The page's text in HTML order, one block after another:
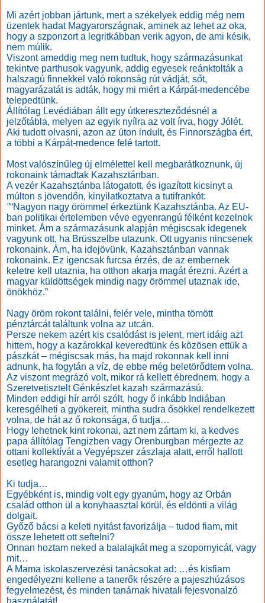
Mi azért jobban jártunk, mert a székelyek eddig még nem
üzentek hadat Magyarországnak, aminek az lehet az oka,
hogy a szponzort a legritkábban verik agyon, de ami késik,
nem múlik.
Viszont ameddig meg nem tudtuk, hogy származásunkat
tekintve parthusok vagyunk, addig egyesek reánktolták a
halszagú finnekkel való rokonság rút vádját, sőt,
magyarázatát is adták, hogy mi miért a Kárpát-medencébe
telepedtünk.
Állítólag Levédiában állt egy útkereszteződésnél a
jelzőtábla, melyen az egyik nyílra az volt írva, hogy Jólét.
Aki tudott olvasni, azon az úton indult, és Finnországba ért,
a többi a Kárpát-medence felé tartott.
Most valószínűleg új elmélettel kell megbarátkoznunk, új
rokonaink támadtak Kazahsztánban.
A vezér Kazahsztánba látogatott, és igazított kicsinyt a
múlton s jövendőn, kinyilatkoztatva a tutifrankót:
"“Nagyon nagy örömmel érkeztünk Kazahsztánba. Az EU-
ban politikai értelemben véve egyenrangú félként kezelnek
minket. Ám a származásunk alapján mégiscsak idegenek
vagyunk ott, ha Brüsszelbe utazunk. Ott ugyanis nincsenek
rokonaink. Ám, ha idejövünk, Kazahsztánban vannak
rokonaink. Ez igencsak furcsa érzés, de az embernek
keletre kell utaznia, ha otthon akarja magát érezni. Azért a
magyar küldöttségek mindig nagy örömmel utaznak ide,
önökhöz.”
Nagy öröm rokont találni, felér vele, mintha tömött
pénztárcát találtunk volna az utcán.
Persze nekem azért kis csalódást is jelent, mert idáig azt
hittem, hogy a kazárokkal keveredtünk és közösen ettük a
pászkát – mégiscsak más, ha majd rokonnak kell inni
adnunk, ha fogytán a víz, de ebbe még beletörődtem volna.
Az viszont megrázó volt, mikor rá kellett ébrednem, hogy a
Szeretvetisztelt Génkészlet kazah származású.
Minden eddigi hír arról szólt, hogy ő inkább Indiában
keresgélheti a gyökereit, mintha sudra ősökkel rendelkezett
volna, de hát az ő rokonsága, ő tudja…
Hogy lehetnek kint rokonai, azt nem zártam ki, a kedves
papa állítólag Tengizben vagy Orenburgban mérgezte az
ottani kollektívát a Vegyépszer zászlaja alatt, erről hallott
esetleg harangozni valamit otthon?
Ki tudja…
Egyébként is, mindig volt egy gyanúm, hogy az Orbán
család otthon ül a konyhaasztal körül, és eldönti a világ
dolgait.
Győző bácsi a keleti nyitást favorizálja – tudod fiam, mit
össze lehetett ott seftelni?
Onnan hoztam neked a balalajkát meg a szopornyicát, vagy
mit…
A Mama iskolaszervezési tanácsokat ad: …és kisfiam
engedélyezni kellene a tanerők részére a pajeszhúzásos
fegyelmezést, és minden tanárnak hivatali fejesvonalzó